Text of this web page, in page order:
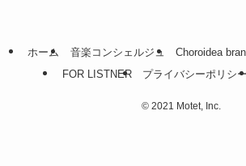
ホーム 音楽コンシェルジュ Choroidea
FOR LISTNER
プライバシーポリシー
© 2021 Motet, Inc.